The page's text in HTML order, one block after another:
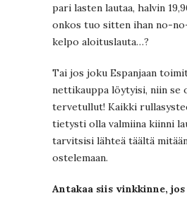
pari lasten lautaa, halvin
onkos tuo sitten ihan no-
kelpo aloituslauta…?
Tai jos joku Espanjaan
nettikauppa löytyisi, niin se
tervetullut! Kaikki
tietysti olla valmiina kiinni
tarvitsisi lähteä täältä
ostelemaan.
Antakaa siis vinkkinne,